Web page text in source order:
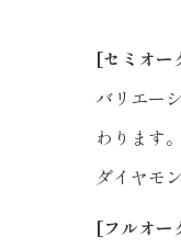
[セミオー
バリエー
わります。
ダイヤモ
[フルオー